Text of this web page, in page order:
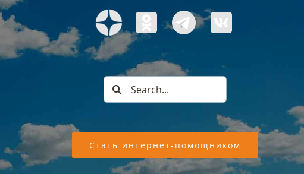
Search
for:
Стать интернет-помощником